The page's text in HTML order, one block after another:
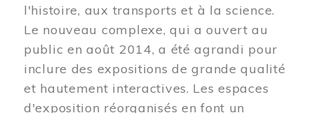
l'histoire, aux transports et à la science.
Le nouveau complexe, qui a ouvert au
public en août 2014, a été agrandi pour
inclure des expositions de grande qualité
et hautement interactives. Les espaces
d'exposition réorganisés en font un